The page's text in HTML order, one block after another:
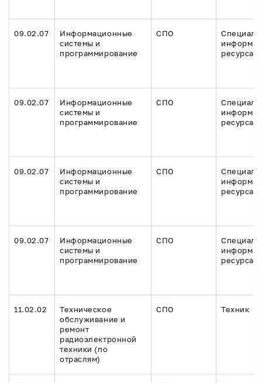
09.02.07
Информационные
системы и
программирование
СПО
ресурсам
09.02.07
Информационные
системы и
программирование
СПО
ресурсам
09.02.07
Информационные
системы и
программирование
СПО
ресурсам
09.02.07
Информационные
системы и
программирование
СПО
ресурсам
11.02.02
Техническое
обслуживание и
ремонт
радиоэлектронной
техники (по
отраслям)
СПО Техник